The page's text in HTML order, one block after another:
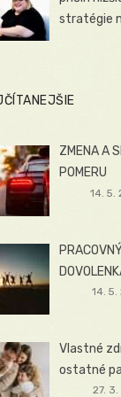
stratégie
ZMENA A
POMERU
14. 5.
14.
Vlastné
ostatné
27.